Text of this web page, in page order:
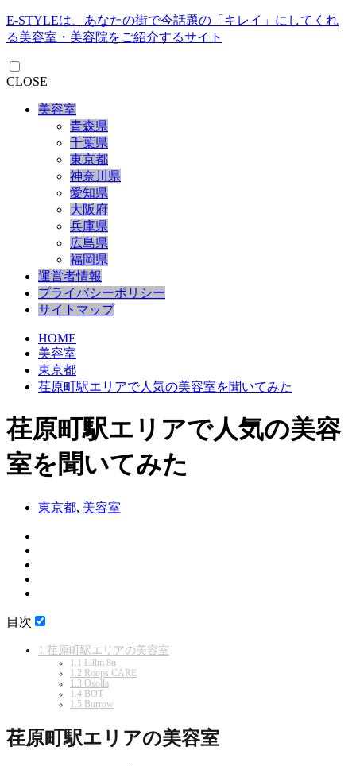
E-STYLEは、あなたの街で今話題の「キレイ」にしてくれ
る美容室・美容院をご紹介するサイト
CLOSE
美容室
青森県
千葉県
東京都
神奈川県
愛知県
大阪府
兵庫県
広島県
福岡県
運営者情報
プライバシーポリシー
サイトマップ
HOME
美容室
東京都
荏原町駅エリアで人気の美容室を聞いてみた
荏原町駅エリアで人気の美容
室を聞いてみた
東京都, 美容室
目次
1 荏原町駅エリアの美容室
1.1 Lillm.8u
1.2 Roops CARE
1.3 Osolla
1.4 BOT
1.5 Burrow
荏原町駅エリアの美容室